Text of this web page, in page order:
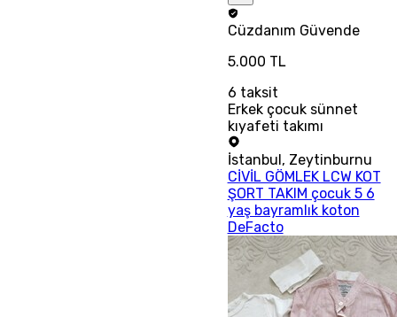
Cüzdanım Güvende
5.000 TL
6 taksit
Erkek çocuk sünnet
kıyafeti takımı
İstanbul , Zeytinburnu
CİVİL GÖMLEK LCW KOT
ŞORT TAKIM çocuk 5 6
yaş bayramlık koton
DeFacto